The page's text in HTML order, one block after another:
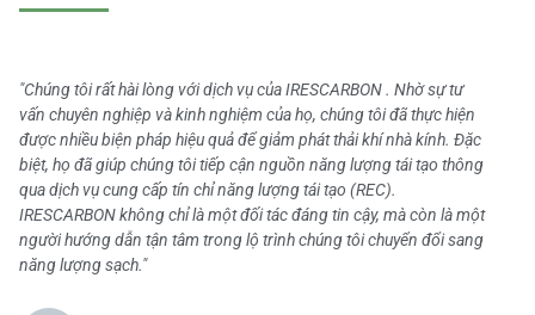
"Chúng tôi rất hài lòng với dịch vụ của IRESCARBON . Nhờ sự tư
vấn chuyên nghiệp và kinh nghiệm của họ, chúng tôi đã thực hiện
được nhiều biện pháp hiệu quả để giảm phát thải khí nhà kính. Đặc
biệt, họ đã giúp chúng tôi tiếp cận nguồn năng lượng tái tạo thông
qua dịch vụ cung cấp tín chỉ năng lượng tái tạo (REC).
IRESCARBON không chỉ là một đối tác đáng tin cậy, mà còn là một
người hướng dẫn tận tâm trong lộ trình chúng tôi chuyển đổi sang
năng lượng sạch."